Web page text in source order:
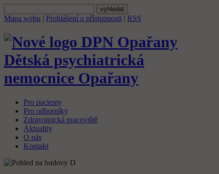
Mapa webu | Prohlášení o přístupnosti | RSS
Dětská psychiatrická
nemocnice Opařany
Pro pacienty
Pro odborníky
Zdravotnická pracoviště
Aktuality
O nás
Kontakt